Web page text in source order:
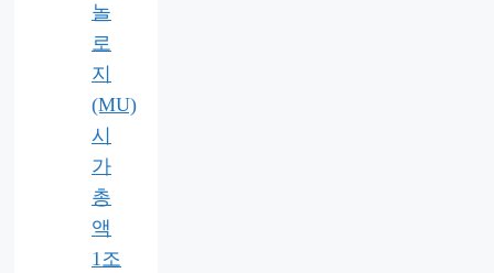
놀
로
지
(MU)
시
가
총
액
1조